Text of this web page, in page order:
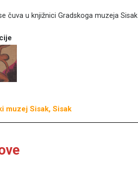
čuva u knjižnici Gradskoga muzeja Sisak
muzej Sisak, Sisak